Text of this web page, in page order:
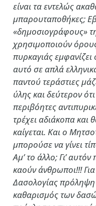
είναι τα εντελώς
μπαρουταποθήκες;
«δημοσιογράφους»
χρησιμοποιούν
πυρκαγιάς εμφανίζει
αυτό σε απλά
παντού τεράστιες
ύλης και δεύτερον
περιβόητες
τρέχει αδιάκοπα και
καίγεται. Και ο
μπορούσε να γίνει
Αμ’ το άλλο; Γι’
καούν άνθρωποι!!!
Δασολογίας πρόληψη
καθαρισμός των